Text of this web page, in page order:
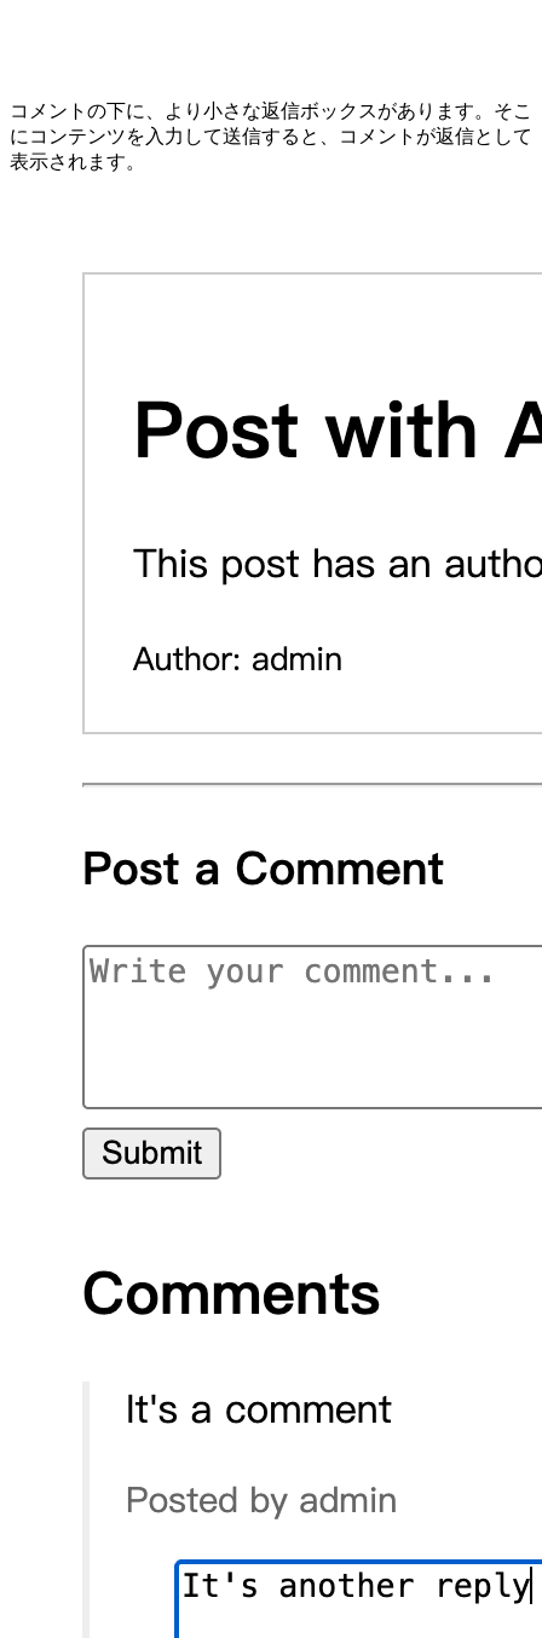
コメントの下に、より小さな返信ボックスがあります。そこ
にコンテンツを入力して送信すると、コメントが返信として
表示されます。